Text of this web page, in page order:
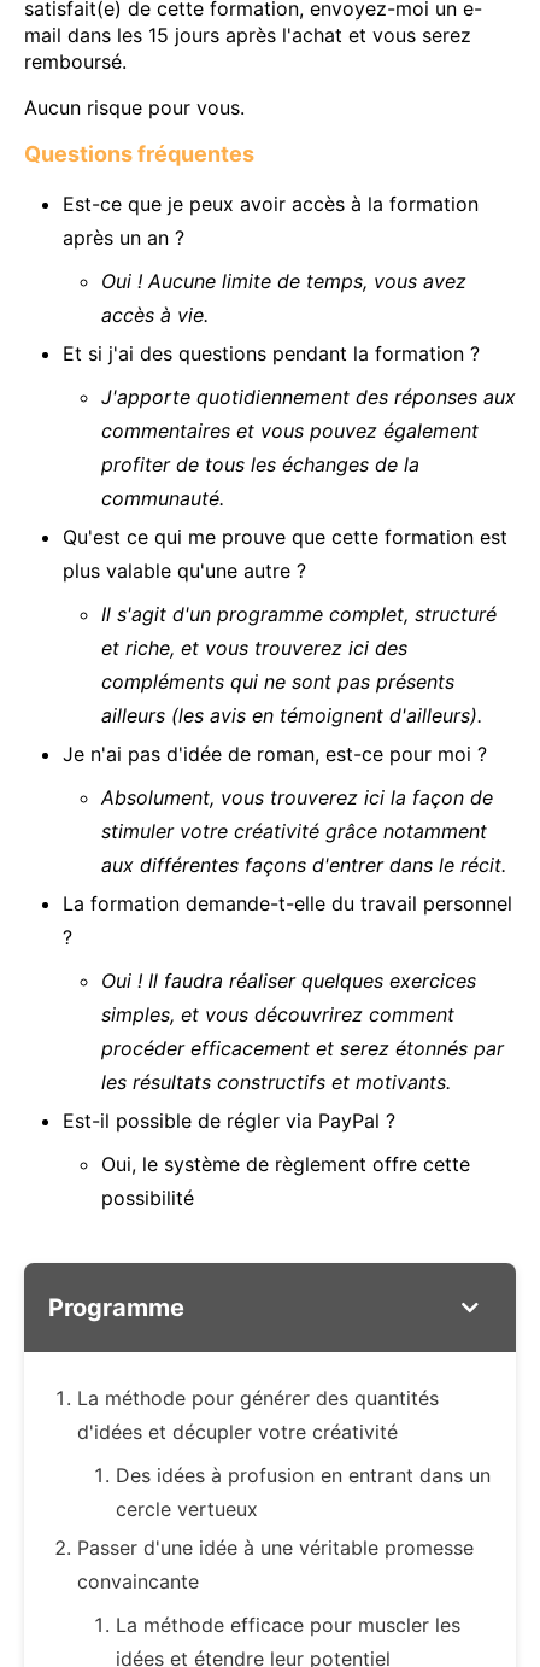
satisfait(e) de cette formation, envoyez-moi un e-
mail dans les 15 jours après l'achat et vous serez
remboursé.
Aucun risque pour vous.
Questions fréquentes
Est-ce que je peux avoir accès à la formation
après un an ?
Oui ! Aucune limite de temps, vous avez
accès à vie.
Et si j'ai des questions pendant la formation ?
J'apporte quotidiennement des réponses aux
commentaires et vous pouvez également
profiter de tous les échanges de la
communauté.
Qu'est ce qui me prouve que cette formation est
plus valable qu'une autre ?
Il s'agit d'un programme complet, structuré
et riche, et vous trouverez ici des
compléments qui ne sont pas présents
ailleurs (les avis en témoignent d'ailleurs).
Je n'ai pas d'idée de roman, est-ce pour moi ?
Absolument, vous trouverez ici la façon de
stimuler votre créativité grâce notamment
aux différentes façons d'entrer dans le récit.
La formation demande-t-elle du travail personnel
?
Oui ! Il faudra réaliser quelques exercices
simples, et vous découvrirez comment
procéder efficacement et serez étonnés par
les résultats constructifs et motivants.
Est-il possible de régler via PayPal ?
Oui, le système de règlement offre cette
possibilité
Programme
La méthode pour générer des quantités
d'idées et décupler votre créativité
Des idées à profusion en entrant dans un
cercle vertueux
Passer d'une idée à une véritable promesse
convaincante
La méthode efficace pour muscler les
idées et étendre leur potentiel